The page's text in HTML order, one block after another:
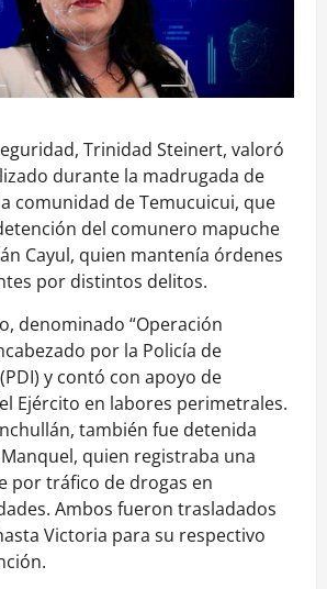
Trinidad Steinert, valoró
durante la madrugada de
comunidad de Temucuicui, que
del comunero mapuche
Cayul, quien mantenía órdenes
por distintos delitos.
denominado “Operación
por la Policía de
y contó con apoyo de
Ejército en labores perimetrales.
también fue detenida
quien registraba una
por tráfico de drogas en
Ambos fueron trasladados
Victoria para su respectivo